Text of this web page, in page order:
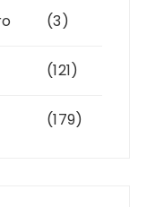
(3)
(121)
(179)